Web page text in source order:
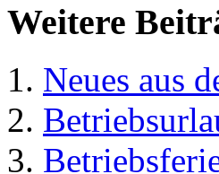
Weitere
Neues aus